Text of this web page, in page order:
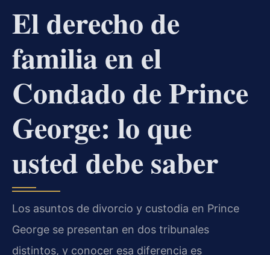
El derecho de
familia en el
Condado de Prince
George: lo que
usted debe saber
Los asuntos de divorcio y custodia en Prince
George se presentan en dos tribunales
distintos, y conocer esa diferencia es